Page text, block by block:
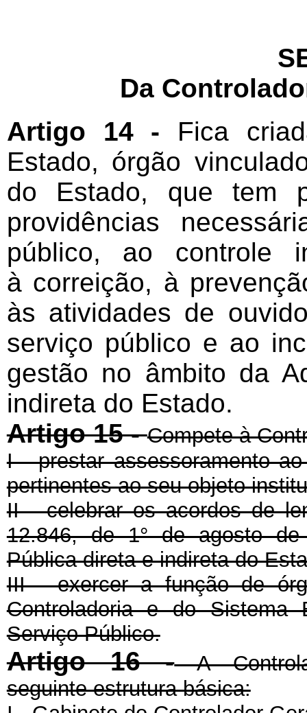
Da
Artigo 14 - Fica
Estado, órgão
do Estado, que tem
providências
público, ao controle
à correição, à
às atividades de
serviço público e ao
gestão no âmbito da
indireta do Estado.
Artigo 15 -Compete à
I - prestar assessoramento
pertinentes ao seu objeto
II - celebrar os acordos de
12.846, de 1° de agosto
Pública direta e indireta do
III - exercer a função de
Controladoria e do Sistema
Serviço Público.
Artigo 16 -A
seguinte estrutura básica: